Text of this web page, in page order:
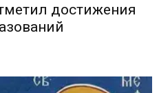
достижения